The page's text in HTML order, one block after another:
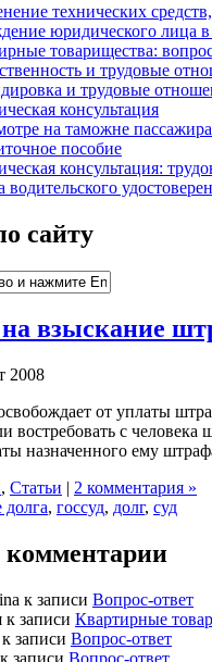
технических
юридического лица
товарищества:
и трудовые
и трудовые
консультация
на таможне
пособие
консультация:
водительского
сайту
взыскание
2008
от уплаты
востребовать с
назначенного ему
, Статьи | 2 комментария »
долга, госсуд, долг, суд
к записи Вопрос-ответ
к записи Квартирные
к записи Вопрос-ответ